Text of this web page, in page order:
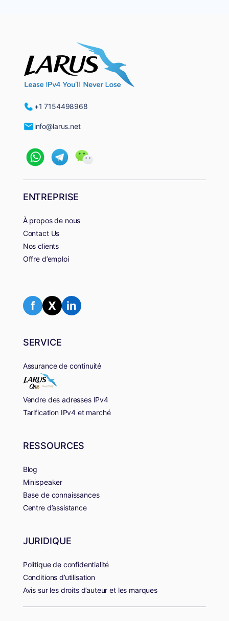
+1 7154498968
info@larus.net
ENTREPRISE
À propos de nous
Contact Us
Nos clients
Offre d’emploi
f X in
SERVICE
Assurance de continuité
Vendre des adresses IPv4
Tarification IPv4 et marché
RESSOURCES
Blog
Minispeaker
Base de connaissances
Centre d’assistance
JURIDIQUE
Politique de confidentialité
Conditions d’utilisation
Avis sur les droits d’auteur et les marques